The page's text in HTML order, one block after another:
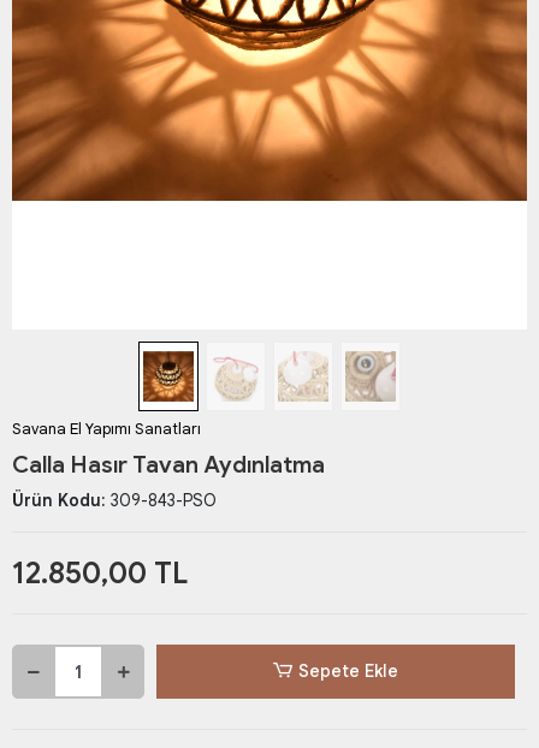
Savana El Yapımı Sanatları
Calla Hasır Tavan Aydınlatma
Ürün Kodu: 309-843-PSO
12.850,00 TL
Sepete Ekle